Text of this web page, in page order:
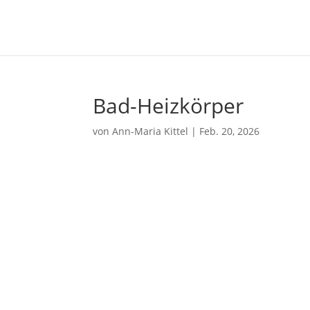
Bad-Heizkörper
vonAnn-Maria Kittel | Feb. 20, 2026